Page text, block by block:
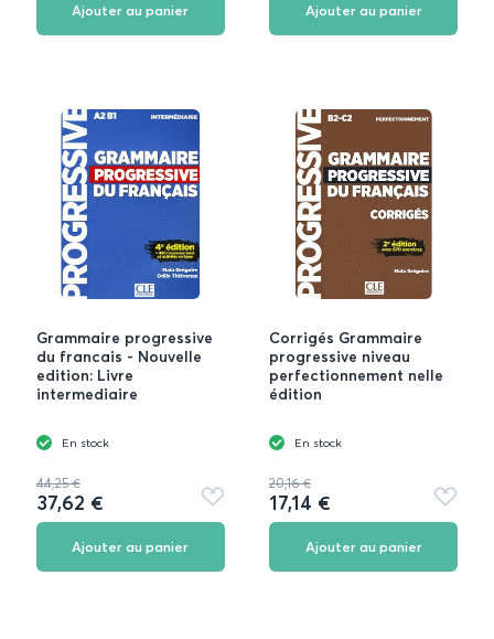
Ajouter au panier Ajouter au panier
Grammaire progressive
du francais - Nouvelle
edition: Livre
intermediaire
En stock
44,25 €
37,62 €
Ajouter
aux
Ajouter au panier
Corrigés Grammaire
progressive niveau
perfectionnement nelle
édition
En stock
20,16 €
17,14 €
Ajouter
aux
Ajouter au panier